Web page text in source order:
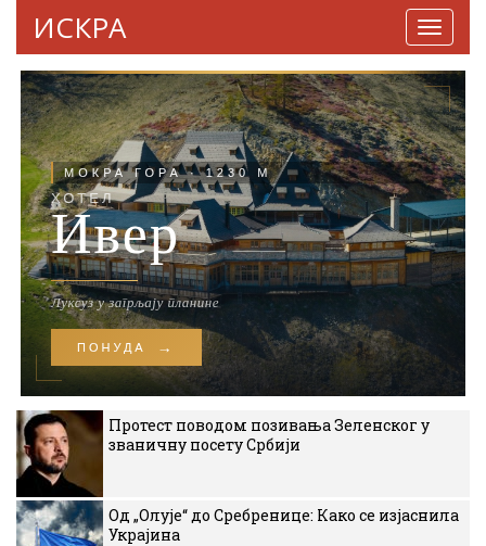
ИСКРА
Протест поводом позивања Зеленског у
званичну посету Србији
Од „Олује“ до Сребренице: Како се изјаснила
Украјина